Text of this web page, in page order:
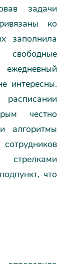
задачи
ко
заполнила
интересны.
честно
алгоритмы
что